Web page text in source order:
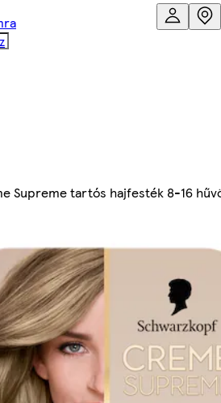
Supreme tartós hajfesték 8-16